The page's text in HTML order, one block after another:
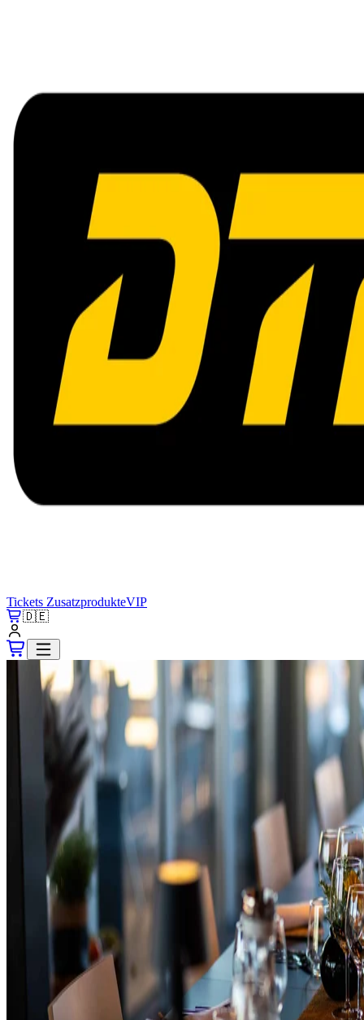
Tickets ZusatzprodukteVIP
🇩🇪